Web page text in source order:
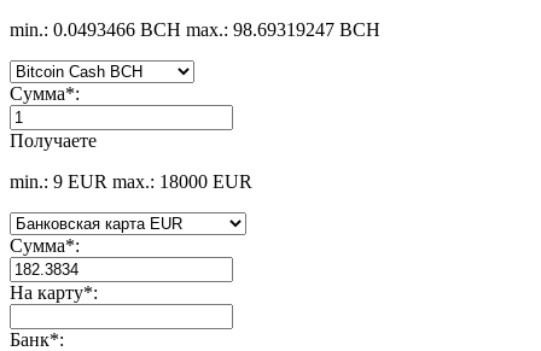
min.: 0.0493466 BCH max.: 98.69319247 BCH
Сумма*:
Получаете
min.: 9 EUR max.: 18000 EUR
Сумма*:
На карту*:
Банк*: